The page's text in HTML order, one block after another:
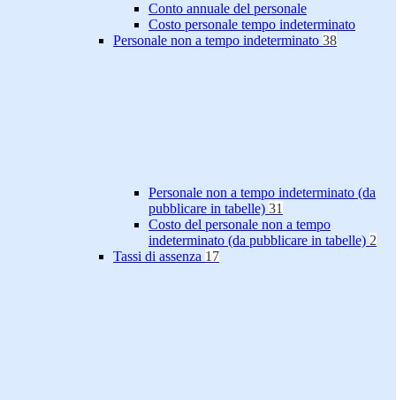
Conto annuale del personale
Costo personale tempo indeterminato
Personale non a tempo indeterminato 38
Personale non a tempo indeterminato (da
pubblicare in tabelle) 31
Costo del personale non a tempo
indeterminato (da pubblicare in tabelle) 2
Tassi di assenza 17